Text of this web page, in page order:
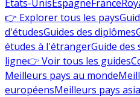
États-UnisEspagneFrance
👉 Explorer tous les pays
d'étudesGuides des diplômes
études à l'étrangerGuide des
ligne👉 Voir tous les guides
Meilleurs pays au monde
européensMeilleurs pays